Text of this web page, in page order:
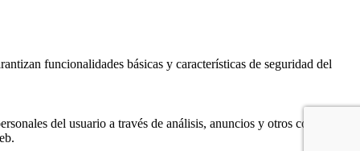
funcionalidades básicas y características de seguridad del
del usuario a través de análisis, anuncios y otros contenidos